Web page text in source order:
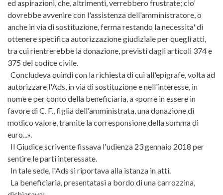
ed aspirazioni, che, altrimenti, verrebbero frustrate; cio'
dovrebbe avvenire con l'assistenza dell'amministratore, o
anche in via di sostituzione, ferma restando la necessita' di
ottenere specifica autorizzazione giudiziale per quegli atti,
tra cui rientrerebbe la donazione, previsti dagli articoli 374 e
375 del codice civile.
Concludeva quindi con la richiesta di cui all'epigrafe, volta ad
autorizzare l'Ads, in via di sostituzione e nell'interesse, in
nome e per conto della beneficiaria, a «porre in essere in
favore di C. F., figlia dell'amministrata, una donazione di
modico valore, tramite la corresponsione della somma di
euro...».
Il Giudice scrivente fissava l'udienza 23 gennaio 2018 per
sentire le parti interessate.
In tale sede, l'Ads si riportava alla istanza in atti.
La beneficiaria, presentatasi a bordo di una carrozzina,